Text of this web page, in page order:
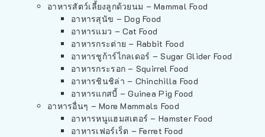
อาหารสัตว์เลี้ยงลูกด้วยนม – Mammal Food
อาหารสุนัข – Dog Food
อาหารแมว – Cat Food
อาหารกระต่าย – Rabbit Food
อาหารชูก้าร์ไกลเดอร์ – Sugar Glider Food
อาหารกระรอก – Squirrel Food
อาหารชินชิล่า – Chinchilla Food
อาหารแกสบี้ – Guinea Pig Food
อาหารอื่นๆ – More Mammals Food
อาหารหนูแฮมสเตอร์ – Hamster Food
อาหารเฟอร์เร็ต – Ferret Food